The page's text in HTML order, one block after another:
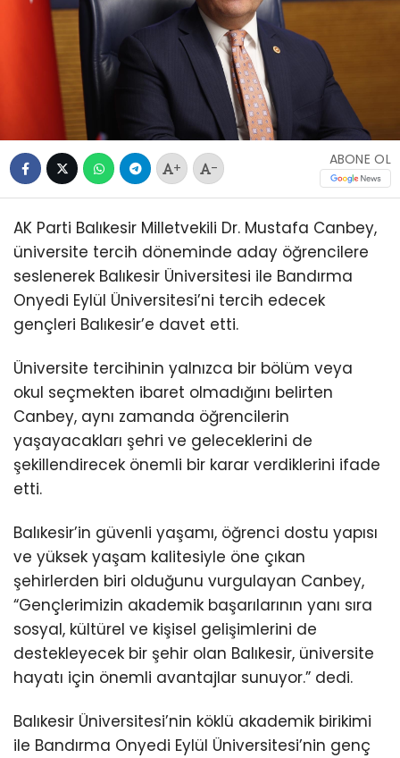
+ -
ABONE OL
AK Parti Balıkesir Milletvekili Dr. Mustafa Canbey,
üniversite tercih döneminde aday öğrencilere
seslenerek Balıkesir Üniversitesi ile Bandırma
Onyedi Eylül Üniversitesi’ni tercih edecek
gençleri Balıkesir’e davet etti.
Üniversite tercihinin yalnızca bir bölüm veya
okul seçmekten ibaret olmadığını belirten
Canbey, aynı zamanda öğrencilerin
yaşayacakları şehri ve geleceklerini de
şekillendirecek önemli bir karar verdiklerini ifade
etti.
Balıkesir’in güvenli yaşamı, öğrenci dostu yapısı
ve yüksek yaşam kalitesiyle öne çıkan
şehirlerden biri olduğunu vurgulayan Canbey,
“Gençlerimizin akademik başarılarının yanı sıra
sosyal, kültürel ve kişisel gelişimlerini de
destekleyecek bir şehir olan Balıkesir, üniversite
hayatı için önemli avantajlar sunuyor.” dedi.
Balıkesir Üniversitesi’nin köklü akademik birikimi
ile Bandırma Onyedi Eylül Üniversitesi’nin genç